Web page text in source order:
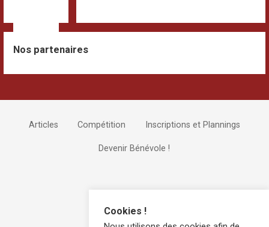
Nos partenaires
Articles Compétition Inscriptions et Plannings
Devenir Bénévole !
Cookies !